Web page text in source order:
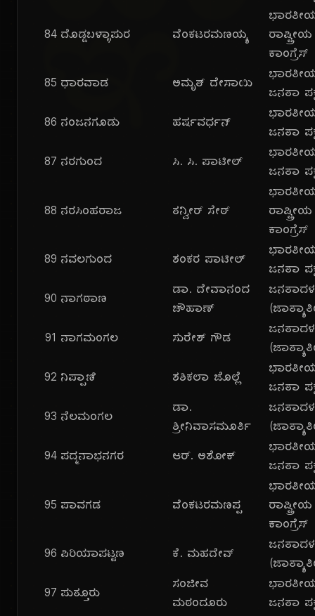
84 ದೊಡ್ಡಬಳ್ಳಾಪುರ ವೆಂಕಟರಮಣಯ್ಯ
ರಾಷ್ಟ್ರೀಯ
ಕಾಂಗ್ರೆಸ್
85 ಧಾರವಾಡ ಅಮೃತ್ ದೇಸಾಯಿ
ಜನತಾ
86 ನಂಜನಗೂಡು ಹರ್ಷವರ್ಧನ್
ಜನತಾ
87 ನರಗುಂದ ಸಿ. ಸಿ. ಪಾಟೀಲ್
ಜನತಾ
88 ನರಸಿಂಹರಾಜ ತನ್ವೀರ್ ಸೇಠ್
ರಾಷ್ಟ್ರೀಯ
ಕಾಂಗ್ರೆಸ್
89 ನವಲಗುಂದ ಶಂಕರ ಪಾಟೀಲ್
ಜನತಾ
90 ನಾಗಠಾಣ
ಡಾ. ದೇವಾನಂದ
ಚೌಹಾಣ್
ಜನತಾದಳ
91 ನಾಗಮಂಗಲ ಸುರೇಶ್ ಗೌಡ
ಜನತಾದಳ
92 ನಿಪ್ಪಾಣಿ ಶಶಿಕಲಾ ಜೊಲ್ಲೆ
ಜನತಾ
93 ನೆಲಮಂಗಲ
ಡಾ.
ಶ್ರೀನಿವಾಸಮೂರ್ತಿ
ಜನತಾದಳ
94 ಪದ್ಮನಾಭನಗರ ಆರ್. ಅಶೋಕ್
ಜನತಾ
95 ಪಾವಗಡ ವೆಂಕಟರಮಣಪ್ಪ
ರಾಷ್ಟ್ರೀಯ
ಕಾಂಗ್ರೆಸ್
96 ಪಿರಿಯಾಪಟ್ಟಣ ಕೆ. ಮಹದೇವ್
ಜನತಾದಳ
97 ಪುತ್ತೂರು
ಸಂಜೀವ
ಮಠಂದೂರು
ಜನತಾ